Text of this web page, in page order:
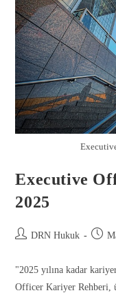
Executive
2025
DRN Hukuk
"2025 yılına kadar
Officer Kariyer Rehberi,